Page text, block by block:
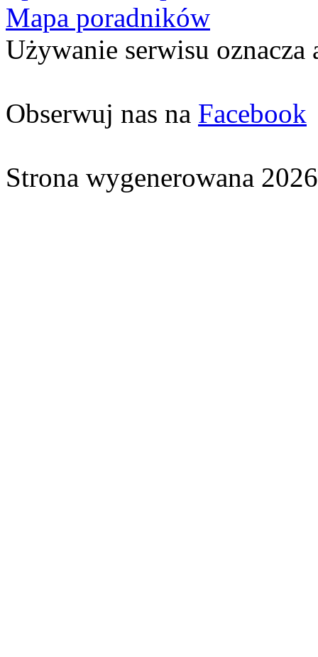
Mapa poradników
Używanie serwisu oznacza
Obserwuj nas na Facebook
Strona wygenerowana